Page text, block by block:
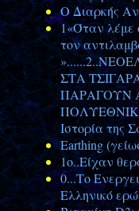
Ο Διαρκής
1«Όταν λέμε
τον
ΣΤΑ
ΠΑΡΑΓΟΥΝ
Ιστορία της
Earthing
1ο..Είχαν
0...Το
Ελληνικό